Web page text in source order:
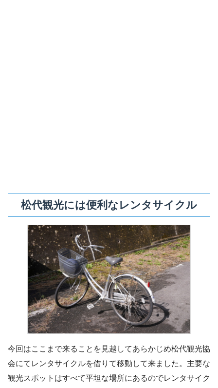
松代観光には便利なレンタサイクル
今回はここまで来ることを見越してあらかじめ松代観光協
会にてレンタサイクルを借りて移動して来ました。主要な
観光スポットはすべて平坦な場所にあるのでレンタサイク